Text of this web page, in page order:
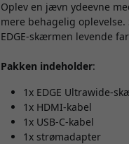
Oplev en jævn ydeevne
mere behagelig
EDGE-skærmen levende
Pakken indeholder:
1x EDGE Ultrawide-
1x HDMI-kabel
1x USB-C-kabel
1x strømadapter